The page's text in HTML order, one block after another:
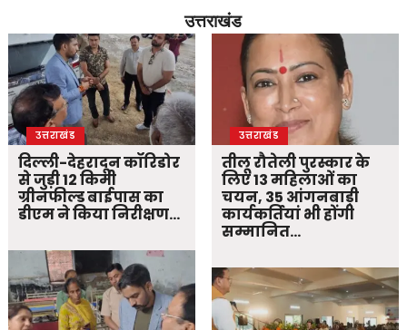
उत्तराखंड
उत्तराखंड
दिल्ली-देहरादून कॉरिडोर
से जुड़ी 12 किमी
ग्रीनफील्ड बाईपास का
डीएम ने किया निरीक्षण…
उत्तराखंड
तीलू रौतेली पुरस्कार के
लिए 13 महिलाओं का
चयन, 35 आंगनबाड़ी
कार्यकर्तियां भी होंगी
सम्मानित…